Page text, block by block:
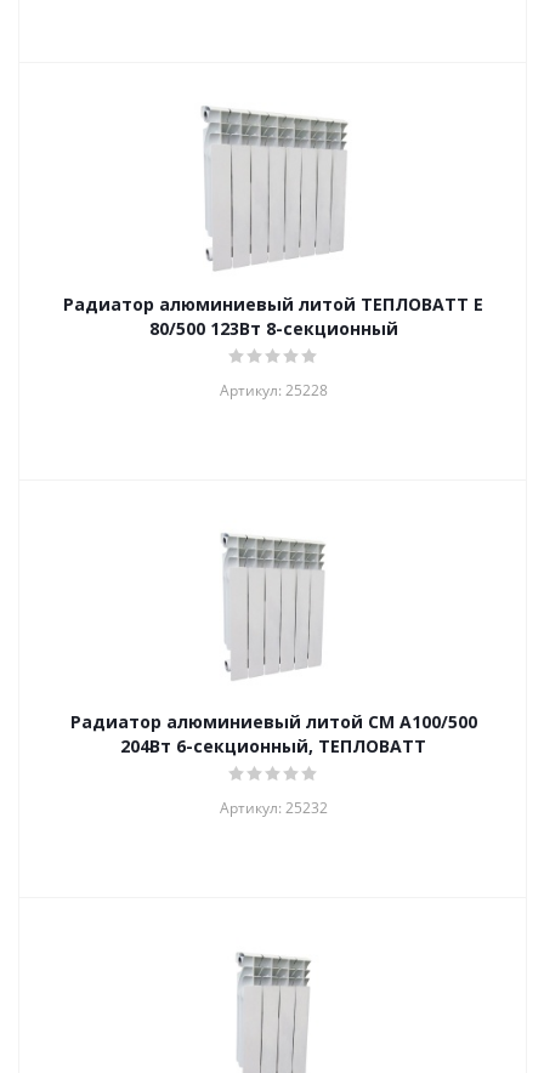
Радиатор алюминиевый литой ТЕПЛОВАТТ E
80/500 123Вт 8-секционный
Артикул: 25228
Радиатор алюминиевый литой СМ А100/500
204Вт 6-секционный, ТЕПЛОВАТТ
Артикул: 25232